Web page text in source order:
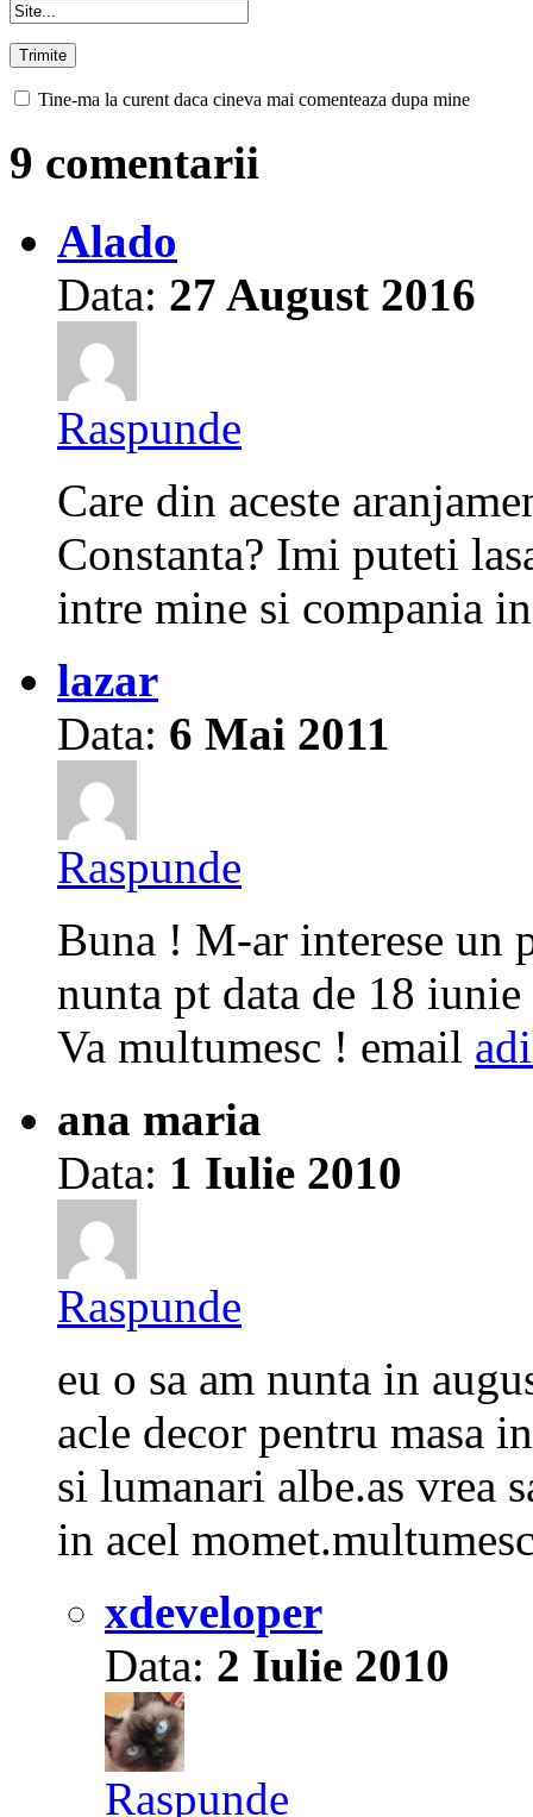
Tine-ma la curent daca cineva mai comenteaza dupa mine
9 comentarii
Alado
Data: 27 August 2016
Raspunde
Care din aceste
Constanta? Imi puteti
intre mine si compania
lazar
Data: 6 Mai 2011
Raspunde
Buna ! M-ar interese un
nunta pt data de 18
Va multumesc ! email
ana maria
Data: 1 Iulie 2010
Raspunde
eu o sa am nunta in
acle decor pentru
si lumanari albe.as vrea
in acel
xdeveloper
Data: 2 Iulie 2010
Raspunde